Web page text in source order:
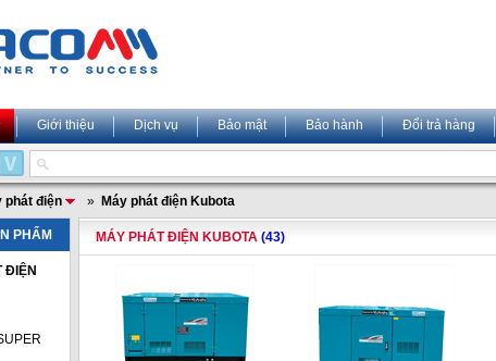
Giới thiệu Dịch vụ Bảo mật Bảo hành Đổi trả hàng
phát điện » Máy phát điện Kubota
PHẨM
ĐIỆN
MÁY PHÁT ĐIỆN KUBOTA (43)